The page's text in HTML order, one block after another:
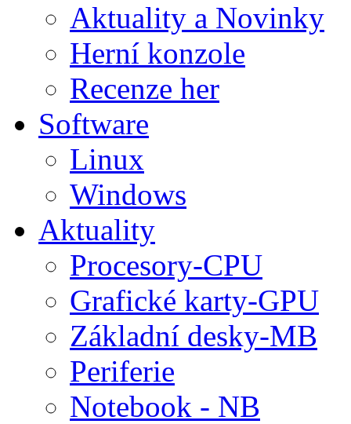
Aktuality a Novinky
Herní konzole
Recenze her
Software
Linux
Windows
Aktuality
Procesory-CPU
Grafické karty-GPU
Základní desky-MB
Periferie
Notebook - NB